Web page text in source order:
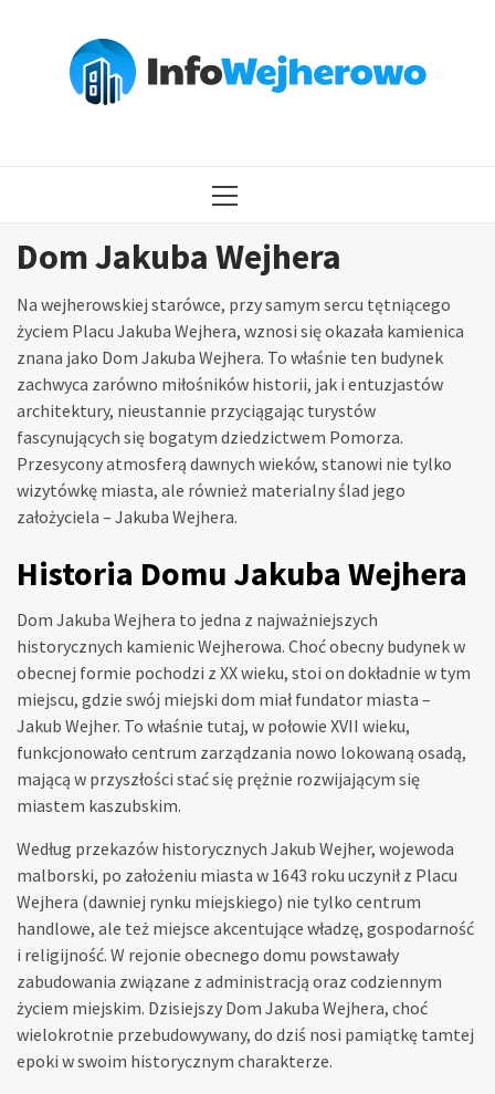
MENU
Dom Jakuba Wejhera
Na wejherowskiej starówce, przy samym sercu tętniącego
życiem Placu Jakuba Wejhera, wznosi się okazała kamienica
znana jako Dom Jakuba Wejhera. To właśnie ten budynek
zachwyca zarówno miłośników historii, jak i entuzjastów
architektury, nieustannie przyciągając turystów
fascynujących się bogatym dziedzictwem Pomorza.
Przesycony atmosferą dawnych wieków, stanowi nie tylko
wizytówkę miasta, ale również materialny ślad jego
założyciela – Jakuba Wejhera.
Historia Domu Jakuba Wejhera
Dom Jakuba Wejhera to jedna z najważniejszych
historycznych kamienic Wejherowa. Choć obecny budynek w
obecnej formie pochodzi z XX wieku, stoi on dokładnie w tym
miejscu, gdzie swój miejski dom miał fundator miasta –
Jakub Wejher. To właśnie tutaj, w połowie XVII wieku,
funkcjonowało centrum zarządzania nowo lokowaną osadą,
mającą w przyszłości stać się prężnie rozwijającym się
miastem kaszubskim.
Według przekazów historycznych Jakub Wejher, wojewoda
malborski, po założeniu miasta w 1643 roku uczynił z Placu
Wejhera (dawniej rynku miejskiego) nie tylko centrum
handlowe, ale też miejsce akcentujące władzę, gospodarność
i religijność. W rejonie obecnego domu powstawały
zabudowania związane z administracją oraz codziennym
życiem miejskim. Dzisiejszy Dom Jakuba Wejhera, choć
wielokrotnie przebudowywany, do dziś nosi pamiątkę tamtej
epoki w swoim historycznym charakterze.